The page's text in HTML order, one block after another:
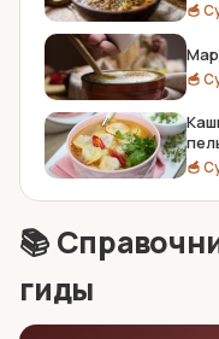
🥣
🥣
🥣
📚
гиды